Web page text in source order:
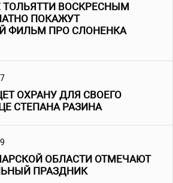
ТОЛЬЯТТИ ВОСКРЕСНЫМ
ПОКАЖУТ
ФИЛЬМ ПРО СЛОНЕНКА
ОХРАНУ ДЛЯ СВОЕГО
СТЕПАНА РАЗИНА
ОБЛАСТИ ОТМЕЧАЮТ
ПРАЗДНИК